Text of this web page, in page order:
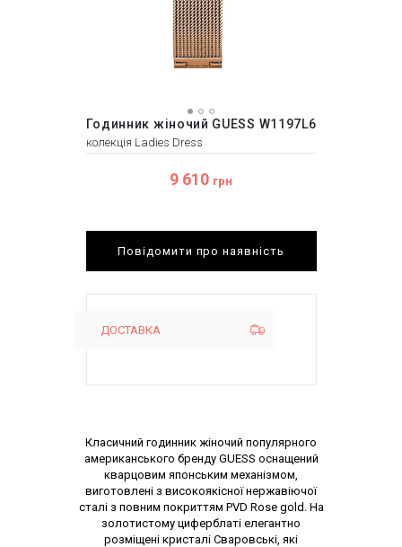
Годинник жіночий GUESS W1197L6
колекція Ladies Dress
9 610 грн
Повідомити про наявність
ДОСТАВКА
Опис товару
Класичний годинник жіночий популярного
американського бренду GUESS оснащений
кварцовим японським механізмом,
виготовлені з високоякісної нержавіючої
сталі з повним покриттям PVD Rose gold. На
золотистому циферблаті елегантно
розміщені кристалі Сваровські, які